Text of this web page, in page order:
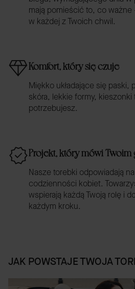
mają pomieścić to, co
w każdej z Twoich chwil.
Komfort, który się czuje
Miękko układające się paski,
skóra, lekkie formy, kieszonki
potrzebujesz.
Projekt, który mówi Twoim
Nasze torebki odpowiadają
codzienności kobiet.
wspierają każdą Twoją rolę i
każdym kroku.
JAK POWSTAJE TWOJA